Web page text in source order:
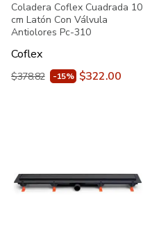
Coladera Coflex Cuadrada 10
cm Latón Con Válvula
Antiolores Pc-310
Coflex
$378.82 -15% $322.00